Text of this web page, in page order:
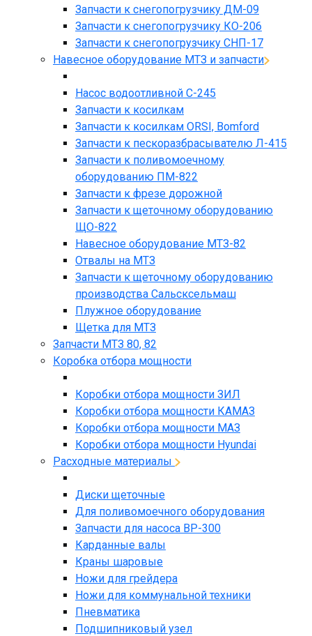
Запчасти к снегопогрузчику ДМ-09
Запчасти к снегопогрузчику КО-206
Запчасти к снегопогрузчику СНП-17
Навесное оборудование МТЗ и запчасти
Насос водоотливной С-245
Запчасти к косилкам
Запчасти к косилкам ORSI, Bomford
Запчасти к пескоразбрасывателю Л-415
Запчасти к поливомоечному
оборудованию ПМ-822
Запчасти к фрезе дорожной
Запчасти к щеточному оборудованию
ЩО-822
Навесное оборудование МТЗ-82
Отвалы на МТЗ
Запчасти к щеточному оборудованию
производства Сальсксельмаш
Плужное оборудование
Щетка для МТЗ
Запчасти МТЗ 80, 82
Коробка отбора мощности
Коробки отбора мощности ЗИЛ
Коробки отбора мощности КАМАЗ
Коробки отбора мощности МАЗ
Коробки отбора мощности Hyundai
Расходные материалы
Диски щеточные
Для поливомоечного оборудования
Запчасти для насоса BP-300
Карданные валы
Краны шаровые
Ножи для грейдера
Ножи для коммунальной техники
Пневматика
Подшипниковый узел